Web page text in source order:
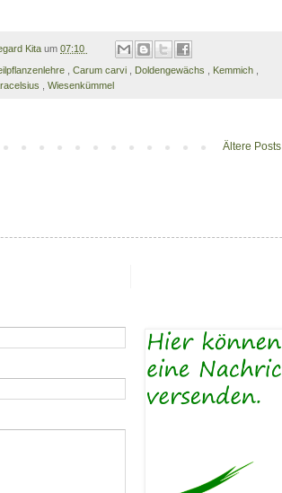
Kita um 07:10
Carum carvi Doldengewächs Kemmich
Wiesenkümmel
Ältere Posts